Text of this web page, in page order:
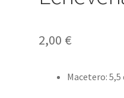
2,00 €
Macetero: 5,5